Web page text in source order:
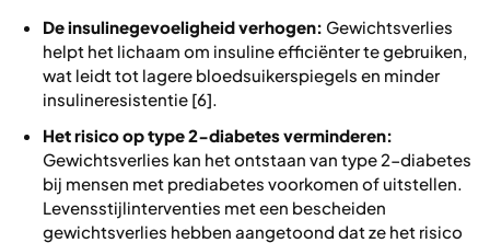
De insulinegevoeligheid verhogen: Gewichtsverlies
helpt het lichaam om insuline efficiënter te gebruiken,
wat leidt tot lagere bloedsuikerspiegels en minder
insulineresistentie [6].
Het risico op type 2-diabetes verminderen:
Gewichtsverlies kan het ontstaan van type 2-diabetes
bij mensen met prediabetes voorkomen of uitstellen.
Levensstijlinterventies met een bescheiden
gewichtsverlies hebben aangetoond dat ze het risico